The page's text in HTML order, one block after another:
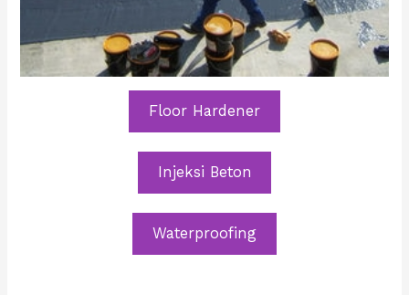
Floor Hardener
Injeksi Beton
Waterproofing